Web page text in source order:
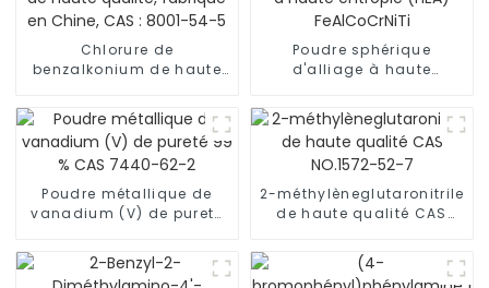
Chlorure de
benzalkonium de haute
Chine, CAS : 8001-54-5
Poudre sphérique
d'alliage à haute
FeAlCoCrNiTi
Poudre métallique de
vanadium (V) de pureté
2-méthylèneglutaronitrile
de haute qualité CAS